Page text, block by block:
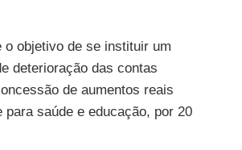
o objetivo de se instituir um
deterioração das contas
de aumentos reais
saúde e educação, por 20